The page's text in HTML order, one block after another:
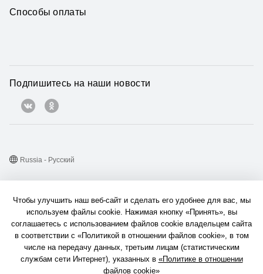
Чтобы улучшить наш веб-сайт и сделать его удобнее для вас, мы
используем файлы cookie. Нажимая кнопку «Принять», вы
соглашаетесь с использованием файлов cookie владельцем сайта
в соответствии с «Политикой в отношении файлов cookie», в том
числе на передачу данных, третьим лицам (статистическим
службам сети Интернет), указанных в «Политике в отношении
файлов cookie»
Способы оплаты
Подпишитесь на наши новости
Условия использования веб-сайта
Политика конфиденциальности
Конфиденциальность
Russia - Pусский